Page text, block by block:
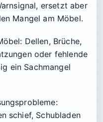
ersetzt aber
Mangel am Möbel.
Dellen, Brüche,
oder fehlende
ein Sachmangel
schief, Schubladen